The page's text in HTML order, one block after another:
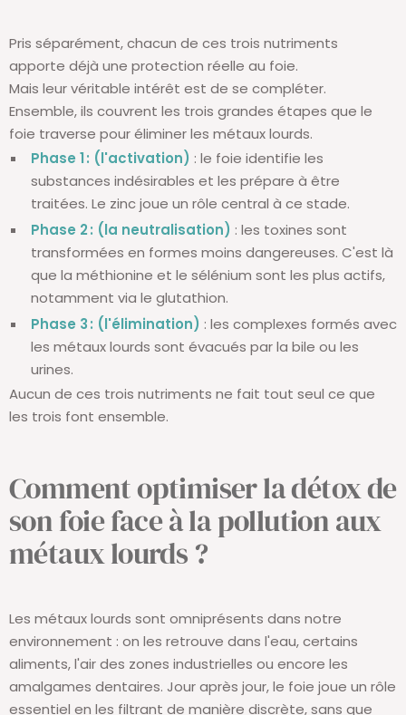
Pris séparément, chacun de ces trois nutriments
apporte déjà une protection réelle au foie.
Mais leur véritable intérêt est de se compléter.
Ensemble, ils couvrent les trois grandes étapes que le
foie traverse pour éliminer les métaux lourds.
Phase 1 : (l'activation) : le foie identifie les
substances indésirables et les prépare à être
traitées. Le zinc joue un rôle central à ce stade.
Phase 2 : (la neutralisation) : les toxines sont
transformées en formes moins dangereuses. C'est là
que la méthionine et le sélénium sont les plus actifs,
notamment via le glutathion.
Phase 3 : (l'élimination) : les complexes formés avec
les métaux lourds sont évacués par la bile ou les
urines.
Aucun de ces trois nutriments ne fait tout seul ce que
les trois font ensemble.
Comment optimiser la détox de
son foie face à la pollution aux
métaux lourds ?
Les métaux lourds sont omniprésents dans notre
environnement : on les retrouve dans l'eau, certains
aliments, l'air des zones industrielles ou encore les
amalgames dentaires. Jour après jour, le foie joue un rôle
essentiel en les filtrant de manière discrète, sans que